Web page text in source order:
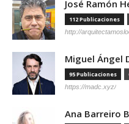
José Ramón
112 Publicaciones
http://
Miguel Ángel
95 Publicaciones
https://madc.xyz/
Ana Barreiro